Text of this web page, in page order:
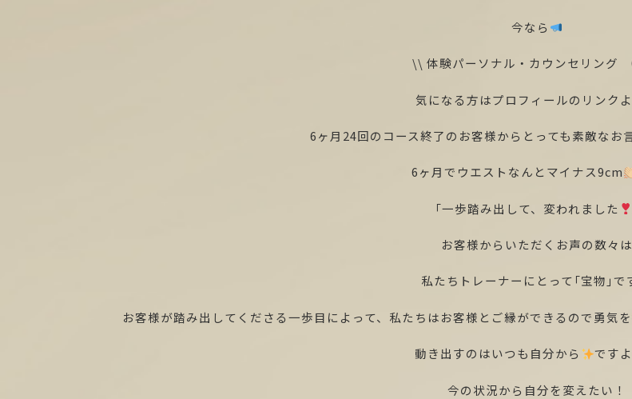
今なら
\\ 体験パーソナル・カウンセリン
気になる方はプロフィールのリンクよ
6ヶ月24回のコース終了のお客様からとっても素敵なお
6ヶ月でウエストなんとマイナス9cm
「一歩踏み出して、変われました
お客様からいただくお声の数々は
私たちトレーナーにとって「宝物」で
お客様が踏み出してくださる一歩目によって、私たちはお客様とご縁ができるので勇気
動き出すのはいつも自分から です
今の状況から自分を変えたい！